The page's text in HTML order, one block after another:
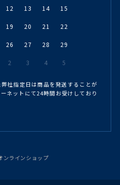
12 13 14 15
19 20 21 22
26 27 28 29
2 3 4 5
社指定日は商品を発送することが
ネットにて24時間お受けしており
ラインショップ